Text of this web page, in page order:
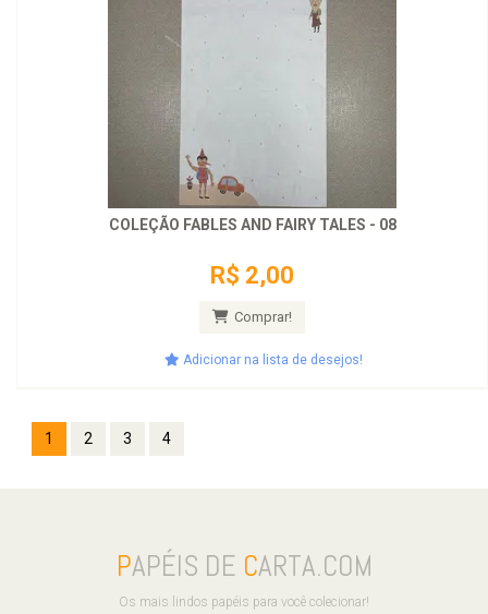
COLEÇÃO FABLES AND FAIRY TALES - 08
R$ 2,00
Comprar!
Adicionar na lista de desejos!
1 2 3 4
PAPÉIS DE CARTA.COM
Os mais lindos papéis para você colecionar!